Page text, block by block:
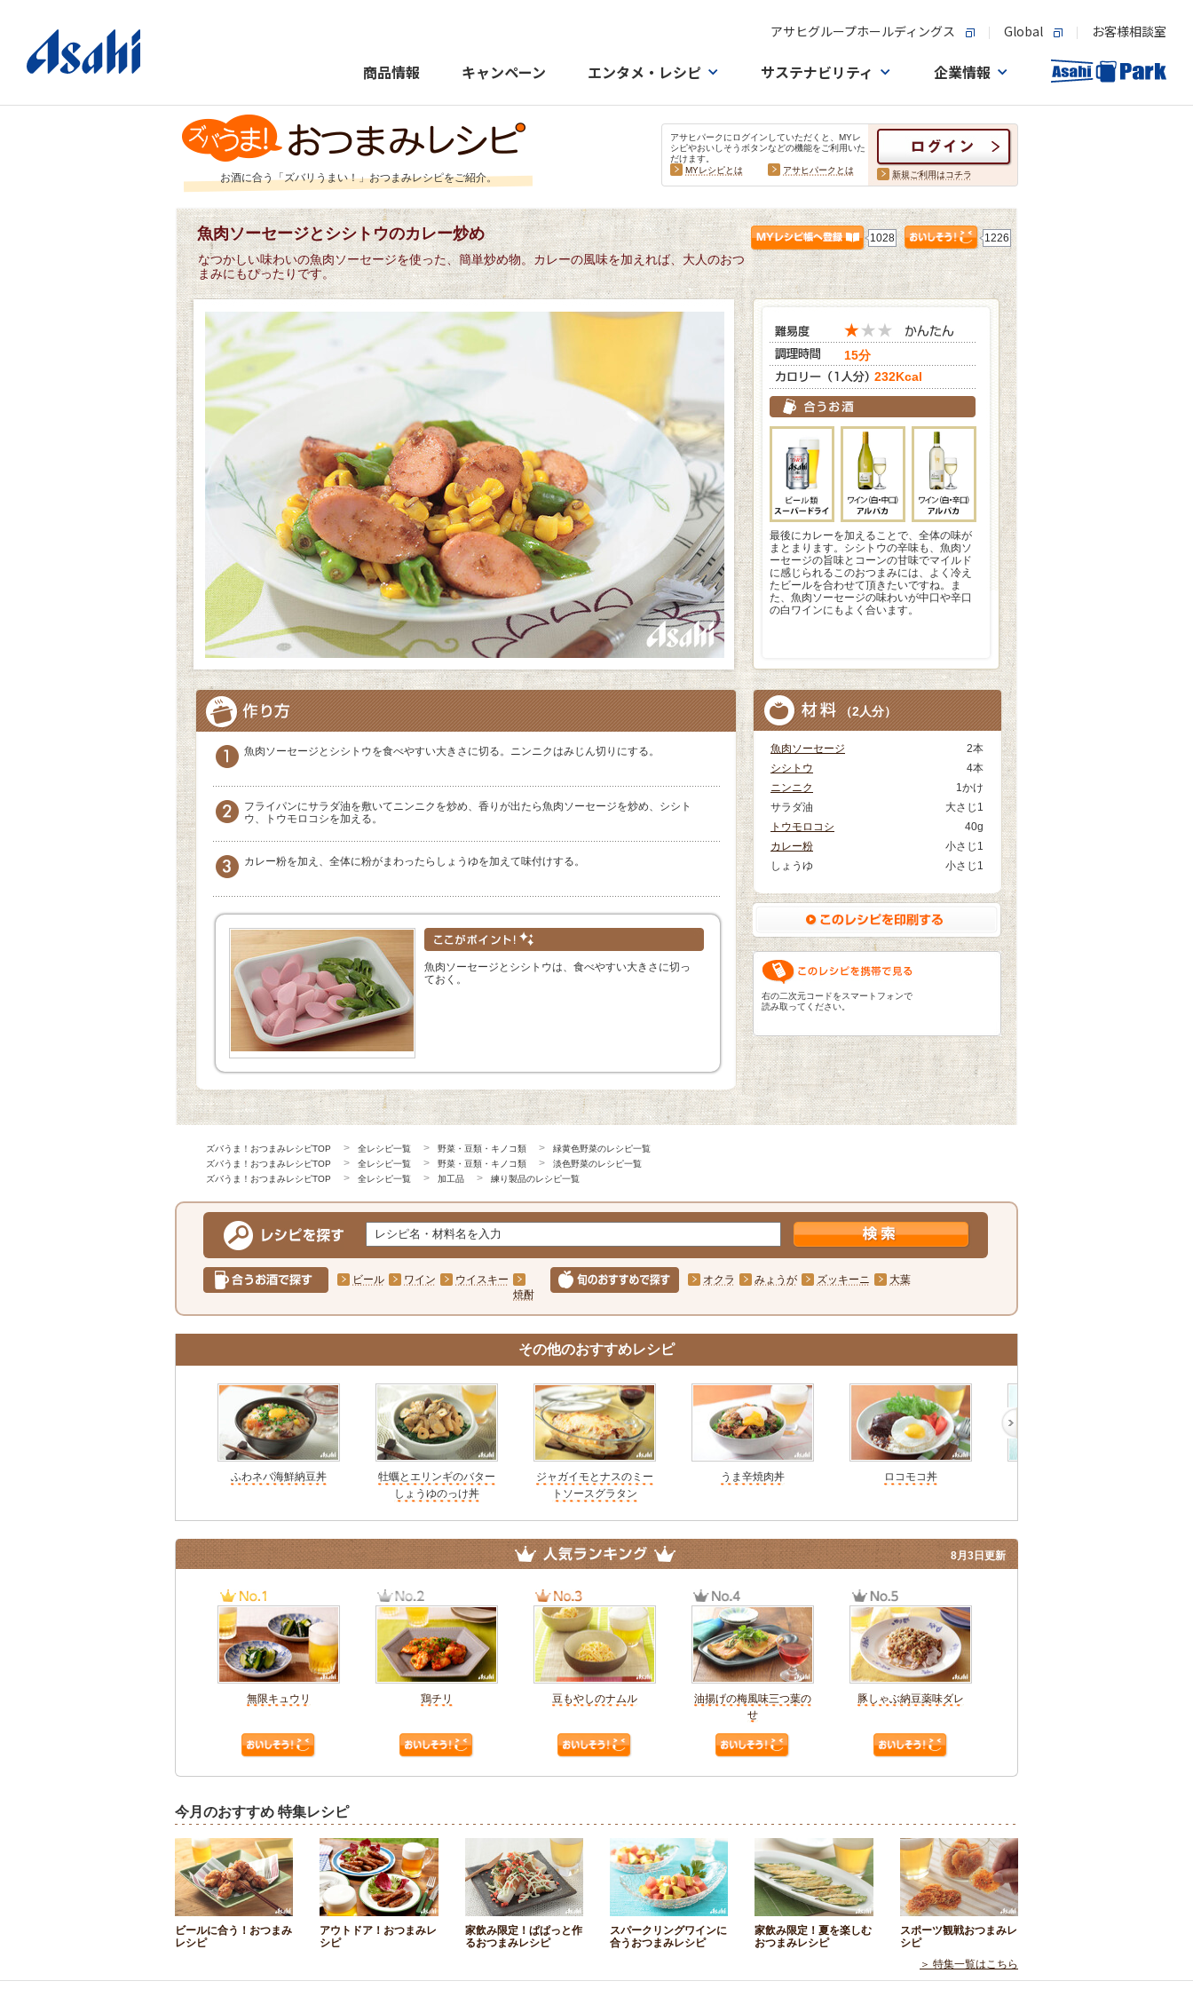
アサヒグループホールディングス Global お客様相談室
商品情報 キャンペーン エンタメ・レシピ サステナビリティ 企業情報
お酒に合う「ズバリうまい！」おつまみレシピをご紹介。
アサヒパークにログインしていただくと、MYレ
シピやおいしそうボタンなどの機能をご利用いた
だけます。
MYレシピとは
アサヒパークとは 新規ご利用はコチラ
魚肉ソーセージとシシトウのカレー炒め 1028 1226
なつかしい味わいの魚肉ソーセージを使った、簡単炒め物。カレーの風味を加えれば、大人のおつ
まみにもぴったりです。
15分
232Kcal
最後にカレーを加えることで、全体の味が
まとまります。シシトウの辛味も、魚肉ソ
ーセージの旨味とコーンの甘味でマイルド
に感じられるこのおつまみには、よく冷え
たビールを合わせて頂きたいですね。ま
た、魚肉ソーセージの味わいが中口や辛口
の白ワインにもよく合います。
魚肉ソーセージとシシトウを食べやすい大きさに切る。ニンニクはみじん切りにする。
フライパンにサラダ油を敷いてニンニクを炒め、香りが出たら魚肉ソーセージを炒め、シシト
ウ、トウモロコシを加える。
カレー粉を加え、全体に粉がまわったらしょうゆを加えて味付けする。
魚肉ソーセージとシシトウは、食べやすい大きさに切っ
ておく。
（2人分）
魚肉ソーセージ
2本
シシトウ
4本
ニンニク
1かけ
サラダ油
大さじ1
トウモロコシ
40g
カレー粉
小さじ1
しょうゆ
小さじ1
右の二次元コードをスマートフォンで
読み取ってください。
ズバうま！おつまみレシピTOP 全レシピ一覧 野菜・豆類・キノコ類
緑黄色野菜のレシピ一覧
ズバうま！おつまみレシピTOP
全レシピ一覧 野菜・豆類・キノコ類
淡色野菜のレシピ一覧
ズバうま！おつまみレシピTOP
全レシピ一覧 加工品 練り製品のレシピ一覧
ビール ワイン
ウイスキー
焼酎
オクラ みょうが ズッキーニ 大葉
その他のおすすめレシピ
ふわネバ海鮮納豆丼
牡蠣とエリンギのバター
しょうゆのっけ丼
ジャガイモとナスのミー
トソースグラタン
うま辛焼肉丼 ロコモコ丼
無限キュウリ 鶏チリ 豆もやしのナムル
油揚げの梅風味三つ葉の
せ
豚しゃぶ納豆薬味ダレ
8月3日更新
今月のおすすめ 特集レシピ
ビールに合う！おつまみ
レシピ
アウトドア！おつまみレ
シピ
家飲み限定！ぱぱっと作
るおつまみレシピ
スパークリングワインに
合うおつまみレシピ
家飲み限定！夏を楽しむ
おつまみレシピ
スポーツ観戦おつまみレ
シピ
＞ 特集一覧はこちら